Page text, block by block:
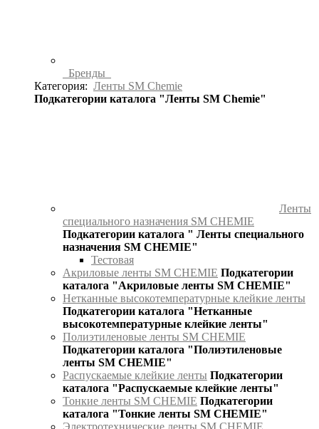
Бренды
Категория: Ленты SM Chemie
Подкатегории каталога "Ленты SM Chemie"
Ленты
специального назначения SM CHEMIE
Подкатегории каталога " Ленты специального
назначения SM CHEMIE"
Тестовая
Акриловые ленты SM CHEMIE Подкатегории
каталога "Акриловые ленты SM CHEMIE"
Нетканные высокотемпературные клейкие ленты
Подкатегории каталога "Нетканные
высокотемпературные клейкие ленты"
Полиэтиленовые ленты SM CHEMIE
Подкатегории каталога "Полиэтиленовые
ленты SM CHEMIE"
Распускаемые клейкие ленты Подкатегории
каталога "Распускаемые клейкие ленты"
Тонкие ленты SM CHEMIE Подкатегории
каталога "Тонкие ленты SM CHEMIE"
Электротехнические ленты SM CHEMIE